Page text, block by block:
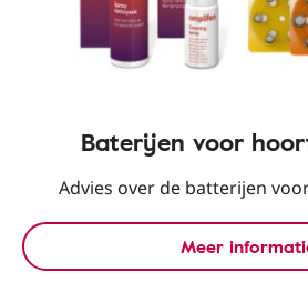
Baterijen voor
Advies over de batterijen
Meer